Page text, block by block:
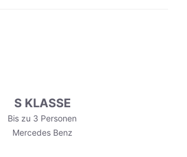
S KLASSE
Bis zu 3 Personen
Mercedes Benz